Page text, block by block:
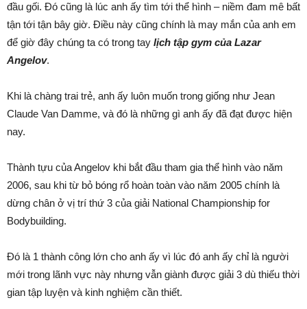
đầu gối. Đó cũng là lúc anh ấy tìm tới thể hình – niềm đam mê bất
tận tới tận bây giờ. Điều này cũng chính là may mắn của anh em
để giờ đây chúng ta có trong tay lịch tập gym của Lazar
Angelov.
Khi là chàng trai trẻ, anh ấy luôn muốn trong giống như Jean
Claude Van Damme, và đó là những gì anh ấy đã đạt được hiện
nay.
Thành tựu của Angelov khi bắt đầu tham gia thể hình vào năm
2006, sau khi từ bỏ bóng rổ hoàn toàn vào năm 2005 chính là
dừng chân ở vị trí thứ 3 của giải National Championship for
Bodybuilding.
Đó là 1 thành công lớn cho anh ấy vì lúc đó anh ấy chỉ là người
mới trong lãnh vực này nhưng vẫn giành được giải 3 dù thiếu thời
gian tập luyện và kinh nghiệm cần thiết.